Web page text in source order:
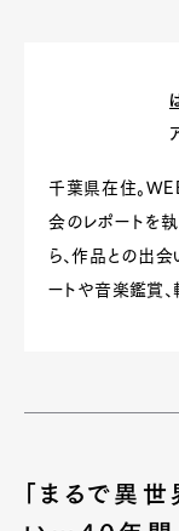
千葉県在住。
会のレポートを
ら、作品との出
ートや音楽鑑賞、
「まるで異